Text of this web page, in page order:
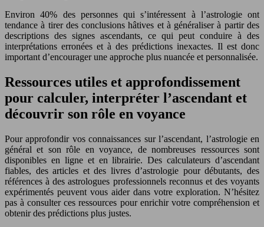
Environ 40% des personnes qui s’intéressent à l’astrologie ont
tendance à tirer des conclusions hâtives et à généraliser à partir des
descriptions des signes ascendants, ce qui peut conduire à des
interprétations erronées et à des prédictions inexactes. Il est donc
important d’encourager une approche plus nuancée et personnalisée.
Ressources utiles et approfondissement
pour calculer, interpréter l’ascendant et
découvrir son rôle en voyance
Pour approfondir vos connaissances sur l’ascendant, l’astrologie en
général et son rôle en voyance, de nombreuses ressources sont
disponibles en ligne et en librairie. Des calculateurs d’ascendant
fiables, des articles et des livres d’astrologie pour débutants, des
références à des astrologues professionnels reconnus et des voyants
expérimentés peuvent vous aider dans votre exploration. N’hésitez
pas à consulter ces ressources pour enrichir votre compréhension et
obtenir des prédictions plus justes.